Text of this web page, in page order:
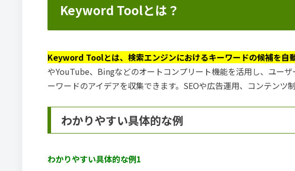
Keyword Toolとは？
Keyword Toolとは、検索エンジンにおけるキーワードの候補を自
やYouTube、Bingなどのオートコンプリート機能を活用し、ユー
ーワードのアイデアを収集できます。SEOや広告運用、コンテンツ
わかりやすい具体的な例
わかりやすい具体的な例1